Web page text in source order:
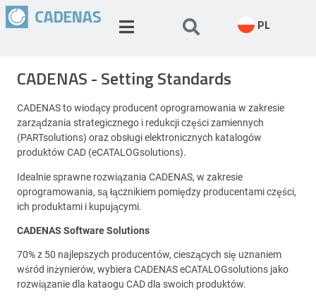
PL
CADENAS - Setting Standards
CADENAS to wiodący producent oprogramowania w zakresie
zarządzania strategicznego i redukcji części zamiennych
(PARTsolutions) oraz obsługi elektronicznych katalogów
produktów CAD (eCATALOGsolutions).
Idealnie sprawne rozwiązania CADENAS, w zakresie
oprogramowania, są łącznikiem pomiędzy producentami części,
ich produktami i kupującymi.
CADENAS Software Solutions
70% z 50 najlepszych producentów, cieszących się uznaniem
wśród inżynierów, wybiera CADENAS eCATALOGsolutions jako
rozwiązanie dla kataogu CAD dla swoich produktów.